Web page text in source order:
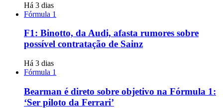
Há 3 dias
Fórmula 1
F1: Binotto, da Audi, afasta rumores sobre
possível contratação de Sainz
Há 3 dias
Fórmula 1
Bearman é direto sobre objetivo na Fórmula 1:
‘Ser piloto da Ferrari’